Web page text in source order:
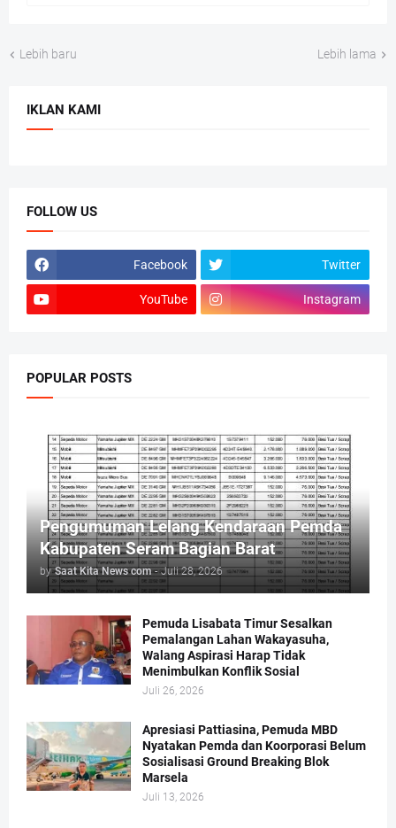
Lebih baru Lebih lama
IKLAN KAMI
FOLLOW US
Facebook Twitter
YouTube Instagram
POPULAR POSTS
Pengumuman Lelang Kendaraan Pemda
Kabupaten Seram Bagian Barat
by Saat Kita News com - Juli 28, 2026
Pemuda Lisabata Timur Sesalkan
Pemalangan Lahan Wakayasuha,
Walang Aspirasi Harap Tidak
Menimbulkan Konflik Sosial
Juli 26, 2026
Apresiasi Pattiasina, Pemuda MBD
Nyatakan Pemda dan Koorporasi Belum
Sosialisasi Ground Breaking Blok
Marsela
Juli 13, 2026